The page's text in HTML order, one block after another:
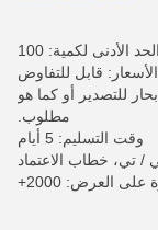
الحد الأدنى لكمية: 100
الأسعار: قابل للتفاوض
للتصدير أو كما هو
مطلوب.
وقت التسليم: 5 أيام
/ تي، خطاب الاعتماد
على العرض: 2000+